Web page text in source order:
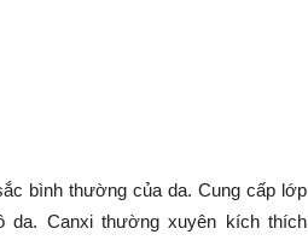
bình thường của da. Cung cấp lớp
da. Canxi thường xuyên kích thích